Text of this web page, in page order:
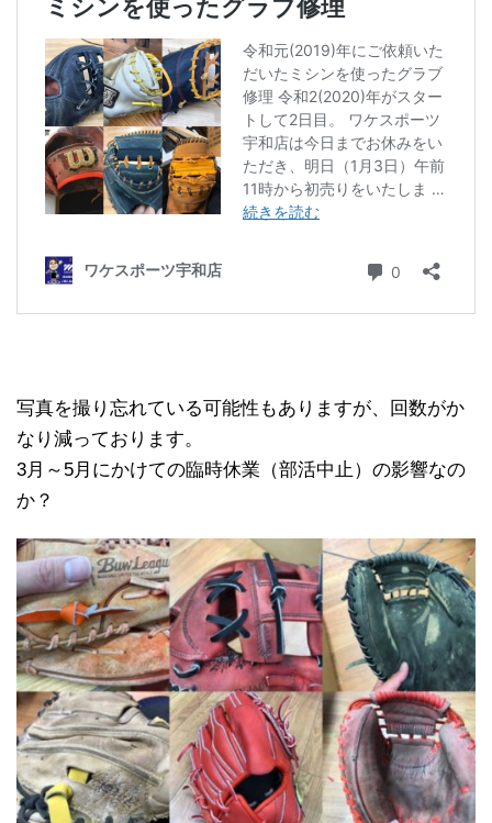
写真を撮り忘れている可能性もありますが、回数がか
なり減っております。
3月～5月にかけての臨時休業（部活中止）の影響なの
か？